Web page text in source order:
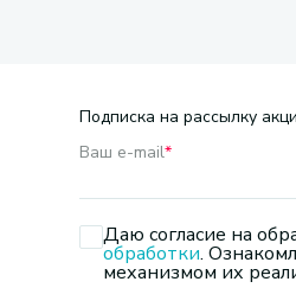
Подписка на рассылку
Ваш e-mail*
Даю согласие на
обработки.
механизмом их